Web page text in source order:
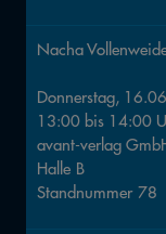
Nacha
Donnerstag,
13:00 bis 14:00
avant-verlag
Halle B
Standnummer 78